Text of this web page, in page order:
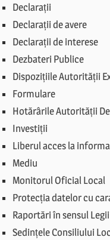
Declarații
Declarații de avere
Declarații de interese
Dezbateri Publice
Dispozițiile Autorității
Formulare
Hotărârile Autorității
Investiții
Liberul acces la
Mediu
Monitorul Oficial Local
Protecția datelor cu
Raportări în sensul
Sedințele Consiliului